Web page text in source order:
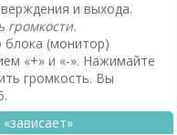
и выхода.
блока (монитор)
«+» и «-». Нажимайте
громкость. Вы